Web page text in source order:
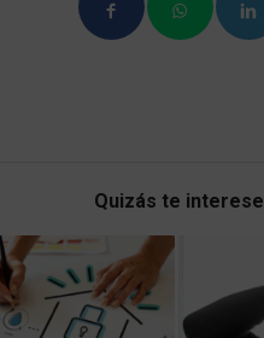
Quizás te interese